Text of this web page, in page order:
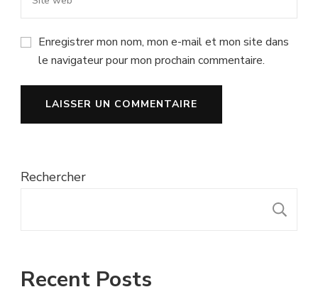
Enregistrer mon nom, mon e-mail et mon site dans
le navigateur pour mon prochain commentaire.
Rechercher
Recent Posts